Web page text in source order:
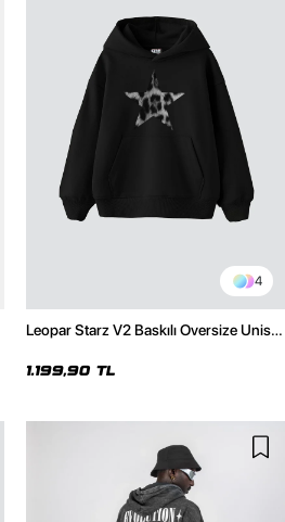
4
Leopar Starz V2 Baskılı Oversize Unisex
1.199,90 TL